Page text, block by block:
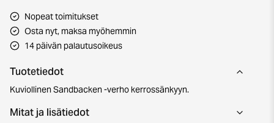
Nopeat toimitukset
Osta nyt, maksa myöhemmin
14 päivän palautusoikeus
Tuotetiedot
Kuviollinen Sandbacken -verho kerrossänkyyn.
Mitat ja lisätiedot